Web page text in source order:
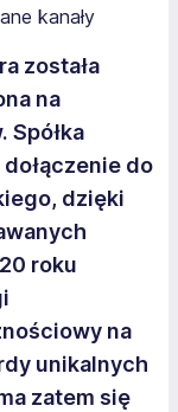
została
na
Spółka
do
dzięki
roku
na
unikalnych
zatem się